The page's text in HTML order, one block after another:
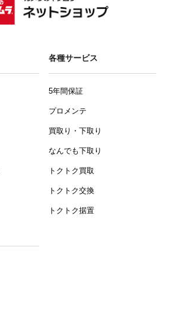
各種サービス
5年間保証
プロメンテ
買取り・下取り
なんでも下取り
トクトク買取
トクトク交換
トクトク据置